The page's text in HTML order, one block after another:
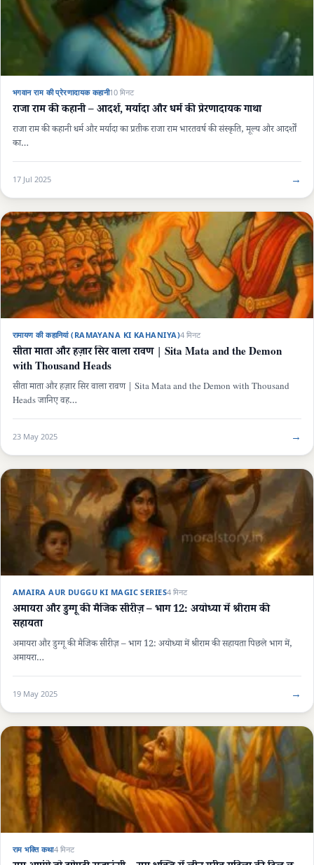
भगवान राम की प्रेरणादायक कहानी10 मिनट
राजा राम की कहानी – आदर्श, मर्यादा और धर्म की प्रेरणादायक गाथा
राजा राम की कहानी धर्म और मर्यादा का प्रतीक राजा राम भारतवर्ष की संस्कृति, मूल्य और आदर्शों
का…
17 Jul 2025 →
रामायण की कहानियां (RAMAYANA KI KAHANIYA)4 मिनट
सीता माता और हज़ार सिर वाला रावण | Sita Mata and the Demon
with Thousand Heads
सीता माता और हज़ार सिर वाला रावण | Sita Mata and the Demon with Thousand
Heads जानिए वह…
23 May 2025 →
AMAIRA AUR DUGGU KI MAGIC SERIES4 मिनट
अमायरा और डुग्गू की मैजिक सीरीज़ – भाग 12: अयोध्या में श्रीराम की
सहायता
अमायरा और डुग्गू की मैजिक सीरीज़ – भाग 12: अयोध्या में श्रीराम की सहायता पिछले भाग में,
अमायरा…
19 May 2025 →
राम भक्ति कथा4 मिनट